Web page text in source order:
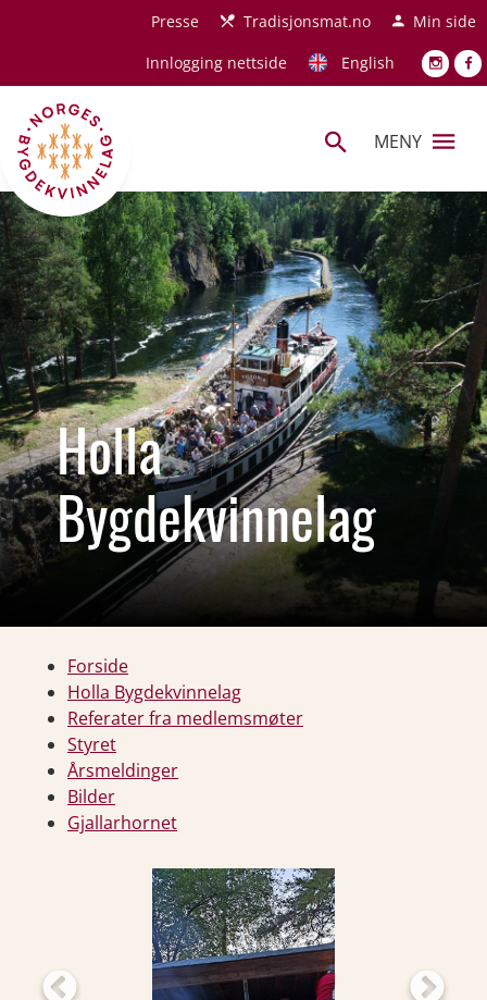
Hopp til hovedinnholdPresse Tradisjonsmat.no
Min side
Innlogging nettside
English
MENY
Holla
Bygdekvinnelag
Forside
Holla Bygdekvinnelag
Referater fra medlemsmøter
Styret
Årsmeldinger
Bilder
Gjallarhornet